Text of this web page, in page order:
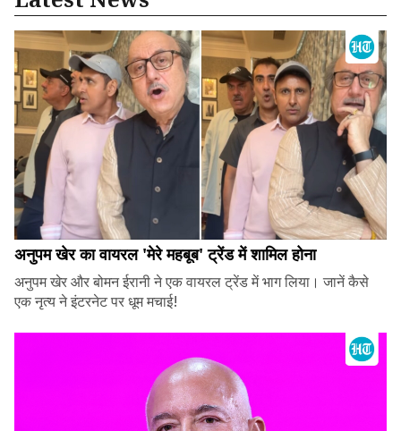
अनुपम खेर का वायरल 'मेरे महबूब' ट्रेंड में शामिल होना
अनुपम खेर और बोमन ईरानी ने एक वायरल ट्रेंड में भाग लिया। जानें कैसे
एक नृत्य ने इंटरनेट पर धूम मचाई!